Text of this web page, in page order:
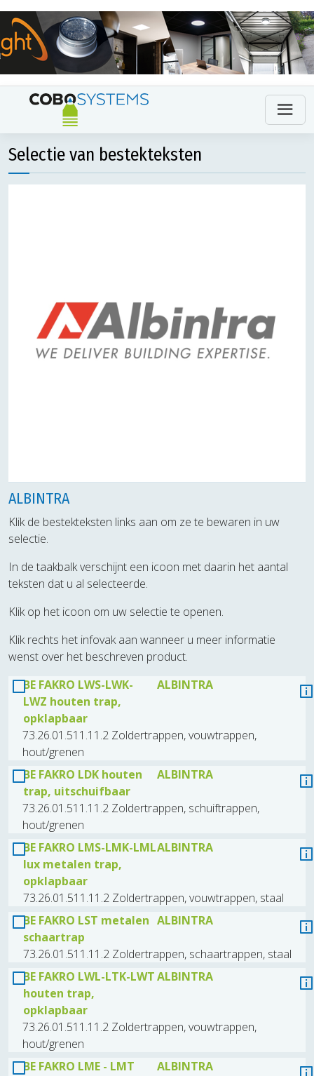
Selectie van bestekteksten
ALBINTRA
Klik de bestekteksten links aan om ze te bewaren in uw
selectie.
In de taakbalk verschijnt een icoon met daarin het aantal
teksten dat u al selecteerde.
Klik op het icoon om uw selectie te openen.
Klik rechts het infovak aan wanneer u meer informatie
wenst over het beschreven product.
BE FAKRO LWS-LWK-
LWZ houten trap,
opklapbaar
ALBINTRA
73.26.01.511.11.2 Zoldertrappen, vouwtrappen,
hout/grenen
BE FAKRO LDK houten
trap, uitschuifbaar
ALBINTRA
73.26.01.511.11.2 Zoldertrappen, schuiftrappen,
hout/grenen
BE FAKRO LMS-LMK-LML
lux metalen trap,
opklapbaar
ALBINTRA
73.26.01.511.11.2 Zoldertrappen, vouwtrappen, staal
BE FAKRO LST metalen
schaartrap
ALBINTRA
73.26.01.511.11.2 Zoldertrappen, schaartrappen, staal
BE FAKRO LWL-LTK-LWT
houten trap,
opklapbaar
ALBINTRA
73.26.01.511.11.2 Zoldertrappen, vouwtrappen,
hout/grenen
BE FAKRO LME - LMT
ALBINTRA